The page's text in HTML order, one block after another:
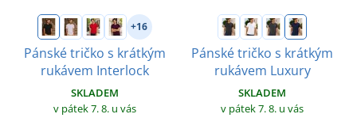
+16
Pánské tričko s krátkým
rukávem Interlock
SKLADEM
v pátek 7. 8. u vás
Pánské tričko s krátkým
rukávem Luxury
SKLADEM
v pátek 7. 8. u vás